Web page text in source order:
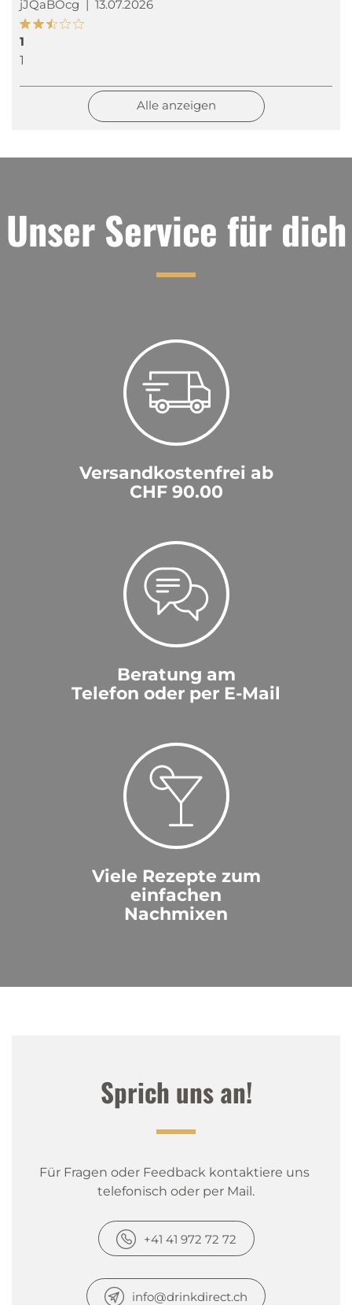
jJQaBOcg 13.07.2026
1
1
Alle anzeigen
Unser Service für dich
Versandkostenfrei ab
CHF 90.00
Beratung am
Telefon oder per E-Mail
Viele Rezepte zum
einfachen
Nachmixen
Sprich uns an!
Für Fragen oder Feedback kontaktiere uns
telefonisch oder per Mail.
+41 41 972 72 72
info@drinkdirect.ch